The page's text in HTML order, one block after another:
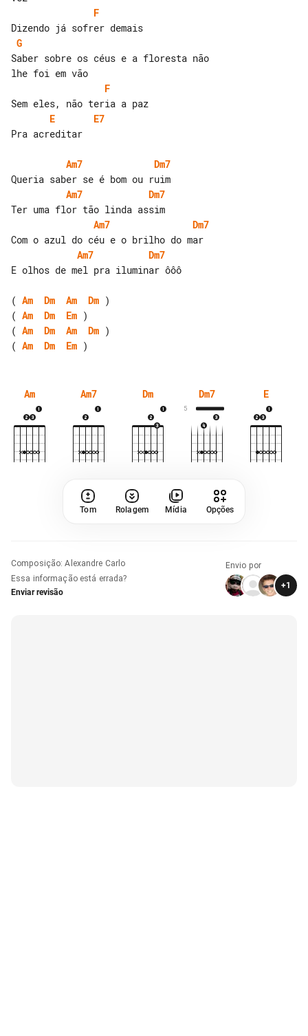
F
G
Saber sobre os céus e a floresta não
F
E
E7
Pra acreditar
Am7
Dm7
Am7
Dm7
Am7
Dm7
Am7
Dm7
E olhos de mel pra iluminar ôôô
( Am Dm Am Dm
( Am Dm Em
( Am Dm Am Dm
( Am Dm Em
Am Am7 Dm Dm7
5
E
Tom Rolagem Mídia Opções
Composição:Alexandre Carlo
Essa informação está errada?
Enviar revisão
Envio por
+1